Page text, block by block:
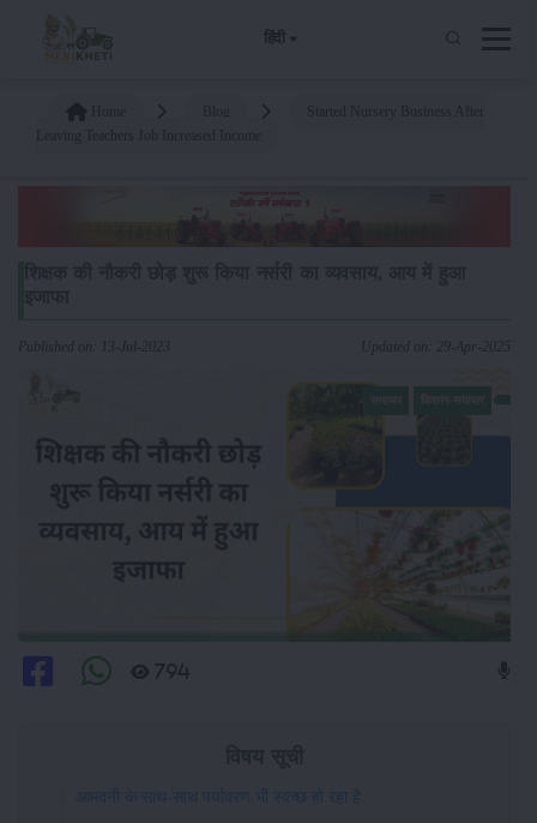
हिंदी
Published on: 13-Jul-2023 Updated on: 29-Apr-2025
794
आमदनी के साथ-साथ पर्यावरण भी स्वच्छ हो रहा है